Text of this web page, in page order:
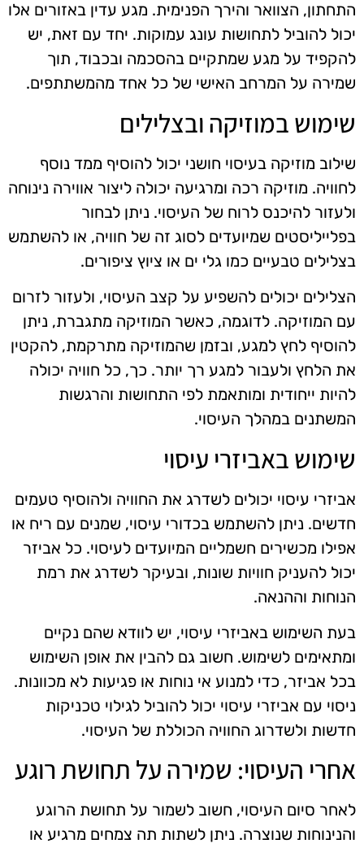
התחתון, הצוואר והירך הפנימית. מגע עדין באזורים אלו
יכול להוביל לתחושות עונג עמוקות. יחד עם זאת, יש
להקפיד על מגע שמתקיים בהסכמה ובכבוד, תוך
שמירה על המרחב האישי של כל אחד מהמשתתפים.
שימוש במוזיקה ובצלילים
שילוב מוזיקה בעיסוי חושני יכול להוסיף ממד נוסף
לחוויה. מוזיקה רכה ומרגיעה יכולה ליצור אווירה נינוחה
ולעזור להיכנס לרוח של העיסוי. ניתן לבחור
בפלייליסטים שמיועדים לסוג זה של חוויה, או להשתמש
בצלילים טבעיים כמו גלי ים או ציוץ ציפורים.
הצלילים יכולים להשפיע על קצב העיסוי, ולעזור לזרום
עם המוזיקה. לדוגמה, כאשר המוזיקה מתגברת, ניתן
להוסיף לחץ למגע, ובזמן שהמוזיקה מתרקמת, להקטין
את הלחץ ולעבור למגע רך יותר. כך, כל חוויה יכולה
להיות ייחודית ומותאמת לפי התחושות והרגשות
המשתנים במהלך העיסוי.
שימוש באביזרי עיסוי
אביזרי עיסוי יכולים לשדרג את החוויה ולהוסיף טעמים
חדשים. ניתן להשתמש בכדורי עיסוי, שמנים עם ריח או
אפילו מכשירים חשמליים המיועדים לעיסוי. כל אביזר
יכול להעניק חוויות שונות, ובעיקר לשדרג את רמת
הנוחות וההנאה.
בעת השימוש באביזרי עיסוי, יש לוודא שהם נקיים
ומתאימים לשימוש. חשוב גם להבין את אופן השימוש
בכל אביזר, כדי למנוע אי נוחות או פגיעות לא מכוונות.
ניסוי עם אביזרי עיסוי יכול להוביל לגילוי טכניקות
חדשות ולשדרוג החוויה הכוללת של העיסוי.
אחרי העיסוי: שמירה על תחושת רוגע
לאחר סיום העיסוי, חשוב לשמור על תחושת הרוגע
והנינוחות שנוצרה. ניתן לשתות תה צמחים מרגיע או